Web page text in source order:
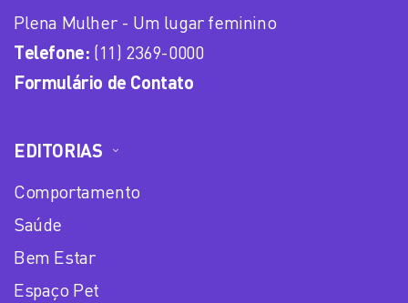
Plena Mulher - Um lugar feminino
Telefone: (11) 2369-0000
Formulário de Contato
EDITORIAS
Comportamento
Saúde
Bem Estar
Espaço Pet